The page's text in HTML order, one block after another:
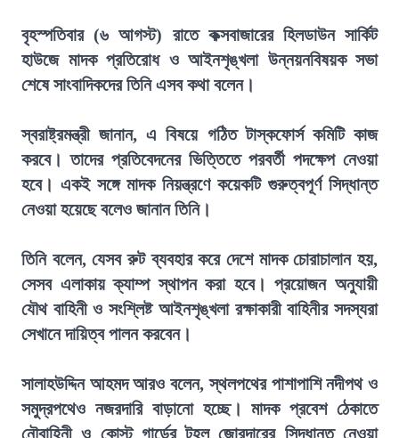
বৃহস্পতিবার (৬ আগস্ট) রাতে কক্সবাজারের হিলডাউন সার্কিট
হাউজে মাদক প্রতিরোধ ও আইনশৃঙ্খলা উন্নয়নবিষয়ক সভা
শেষে সাংবাদিকদের তিনি এসব কথা বলেন।
স্বরাষ্ট্রমন্ত্রী জানান, এ বিষয়ে গঠিত টাস্কফোর্স কমিটি কাজ
করবে। তাদের প্রতিবেদনের ভিত্তিতে পরবর্তী পদক্ষেপ নেওয়া
হবে। একই সঙ্গে মাদক নিয়ন্ত্রণে কয়েকটি গুরুত্বপূর্ণ সিদ্ধান্ত
নেওয়া হয়েছে বলেও জানান তিনি।
তিনি বলেন, যেসব রুট ব্যবহার করে দেশে মাদক চোরাচালান হয়,
সেসব এলাকায় ক্যাম্প স্থাপন করা হবে। প্রয়োজন অনুযায়ী
যৌথ বাহিনী ও সংশ্লিষ্ট আইনশৃঙ্খলা রক্ষাকারী বাহিনীর সদস্যরা
সেখানে দায়িত্ব পালন করবেন।
সালাহউদ্দিন আহমদ আরও বলেন, স্থলপথের পাশাপাশি নদীপথ ও
সমুদ্রপথেও নজরদারি বাড়ানো হচ্ছে। মাদক প্রবেশ ঠেকাতে
নৌবাহিনী ও কোস্ট গার্ডের টহল জোরদারের সিদ্ধান্ত নেওয়া